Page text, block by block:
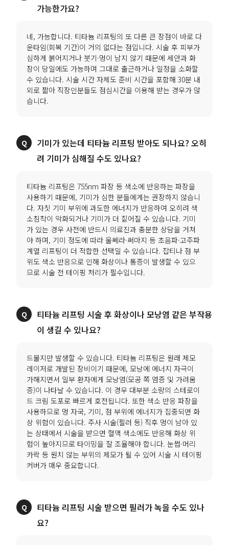
가능한가요?
네, 가능합니다. 티타늄 리프팅의 또 다른 큰 장점이 바로 다
운타임(회복 기간)이 거의 없다는 점입니다. 시술 후 피부가
심하게 붉어지거나 붓기·멍이 남지 않기 때문에 세안과 화
장이 당일에도 가능하며 그대로 출근하거나 일정을 소화할
수 있습니다. 시술 시간 자체도 준비 시간을 포함해 30분 내
외로 짧아 직장인분들도 점심시간을 이용해 받는 경우가 많
습니다.
기미가 있는데 티타늄 리프팅 받아도 되나요? 오히
려 기미가 심해질 수도 있나요?
티타늄 리프팅은 755nm 파장 등 색소에 반응하는 파장을
사용하기 때문에, 기미가 심한 분들에게는 권장하지 않습니
다. 자칫 기미 부위에 과도한 에너지가 반응하여 오히려 색
소침착이 악화되거나 기미가 더 짙어질 수 있습니다. 기미
가 있는 경우 사전에 반드시 의료진과 충분한 상담을 거쳐
야 하며, 기미 정도에 따라 울쎄라·써마지 등 초음파·고주파
계열 리프팅이 더 적합한 선택일 수 있습니다. 잡티나 점 부
위도 색소 반응으로 인해 화상이나 통증이 발생할 수 있으
므로 시술 전 테이핑 처리가 필수입니다.
티타늄 리프팅 시술 후 화상이나 모낭염 같은 부작용
이 생길 수 있나요?
드물지만 발생할 수 있습니다. 티타늄 리프팅은 원래 제모
레이저로 개발된 장비이기 때문에, 모낭에 에너지 자극이
가해지면서 일부 환자에게 모낭염(모공 쪽 염증 및 가려움
증)이 나타날 수 있습니다. 이 경우 대부분 소량의 스테로이
드 크림 도포로 빠르게 호전됩니다. 또한 색소 반응 파장을
사용하므로 멍 자국, 기미, 점 부위에 에너지가 집중되면 화
상 위험이 있습니다. 주사 시술(필러 등) 직후 멍이 남아 있
는 상태에서 시술을 받으면 혈액 색소에도 반응해 화상 위
험이 높아지므로 타이밍을 잘 조율해야 합니다. 눈썹·머리
카락 등 원치 않는 부위의 제모가 될 수 있어 시술 시 테이핑
커버가 매우 중요합니다.
티타늄 리프팅 시술 받으면 필러가 녹을 수도 있나
요?